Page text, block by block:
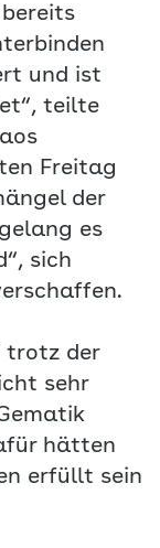
und ist
teilte
Freitag
der
es
sich
trotz der
sehr
hätten
erfüllt sein